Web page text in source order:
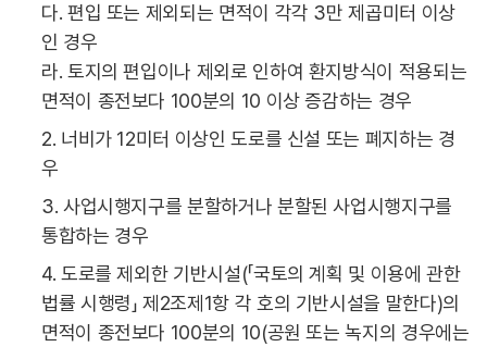
다. 편입 또는 제외되는 면적이 각각 3만 제곱미터 이상
인 경우
라. 토지의 편입이나 제외로 인하여 환지방식이 적용되는
면적이 종전보다 100분의 10 이상 증감하는 경우
2. 너비가 12미터 이상인 도로를 신설 또는 폐지하는 경
우
3. 사업시행지구를 분할하거나 분할된 사업시행지구를
통합하는 경우
4. 도로를 제외한 기반시설(「국토의 계획 및 이용에 관한
법률 시행령」 제2조제1항 각 호의 기반시설을 말한다)의
면적이 종전보다 100분의 10(공원 또는 녹지의 경우에는